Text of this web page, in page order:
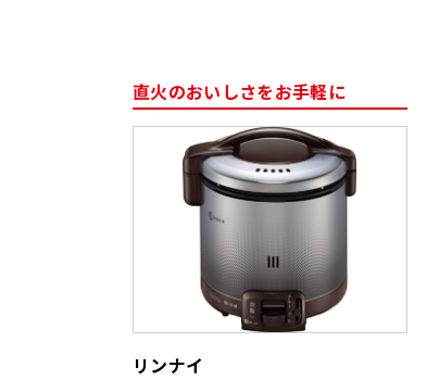
システムバス
リンナイ
直火のおいしさをお手軽に